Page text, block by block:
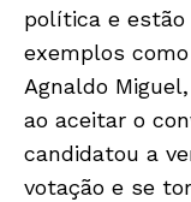
política e estão
exemplos
Agnaldo
ao aceitar o
candidatou a
votação e se